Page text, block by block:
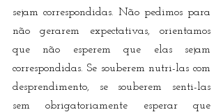
sejam correspondidas. Não pedimos para
não gerarem expectativas, orientamos
que não esperem que elas sejam
correspondidas. Se souberem nutri-las com
desprendimento, se souberem senti-las
sem obrigatoriamente esperar que